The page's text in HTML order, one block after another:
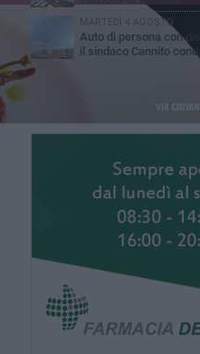
MARTEDÌ 4 AGOSTO
Auto di persona con
il sindaco Cannito